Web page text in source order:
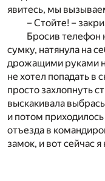
явитесь, мы
– Стойте! –
Бросив телефон
сумку, натянула на
дрожащими руками
не хотел попадать в
просто захлопнуть
выскакивала
и потом
отъезда в
замок, и вот сейчас